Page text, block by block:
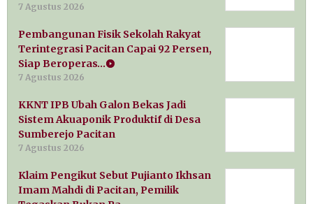
7 Agustus 2026
Pembangunan Fisik Sekolah Rakyat
Terintegrasi Pacitan Capai 92 Persen,
Siap Beroperas…
7 Agustus 2026
KKNT IPB Ubah Galon Bekas Jadi
Sistem Akuaponik Produktif di Desa
Sumberejo Pacitan
7 Agustus 2026
Klaim Pengikut Sebut Pujianto Ikhsan
Imam Mahdi di Pacitan, Pemilik